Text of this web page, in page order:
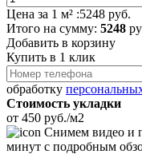
Цена за 1 м² :5248 руб.
Итого на сумму: 5248
Добавить в корзину
Купить в 1 клик
обработку
Стоимость укладки
от 450 руб./м2
Снимем видео и
минут с подробным